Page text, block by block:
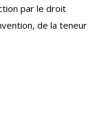
par le droit
de la teneur